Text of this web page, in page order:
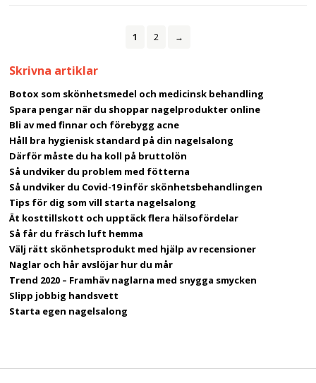
1 2 →
Skrivna artiklar
Botox som skönhetsmedel och medicinsk behandling
Spara pengar när du shoppar nagelprodukter online
Bli av med finnar och förebygg acne
Håll bra hygienisk standard på din nagelsalong
Därför måste du ha koll på bruttolön
Så undviker du problem med fötterna
Så undviker du Covid-19 inför skönhetsbehandlingen
Tips för dig som vill starta nagelsalong
Ät kosttillskott och upptäck flera hälsofördelar
Så får du fräsch luft hemma
Välj rätt skönhetsprodukt med hjälp av recensioner
Naglar och hår avslöjar hur du mår
Trend 2020 – Framhäv naglarna med snygga smycken
Slipp jobbig handsvett
Starta egen nagelsalong